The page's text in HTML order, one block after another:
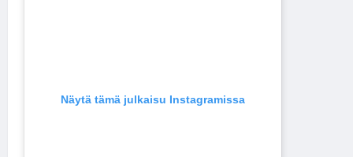
Näytä tämä julkaisu Instagramissa